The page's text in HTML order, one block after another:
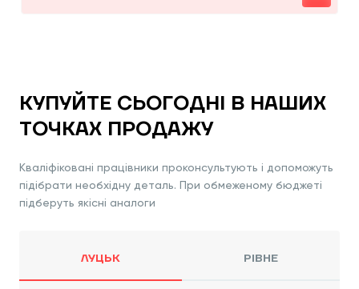
КУПУЙТЕ СЬОГОДНІ В НАШИХ
ТОЧКАХ ПРОДАЖУ
Кваліфіковані працівники проконсультують і допоможуть
підібрати необхідну деталь. При обмеженому бюджеті
підберуть якісні аналоги
ЛУЦЬК РІВНЕ